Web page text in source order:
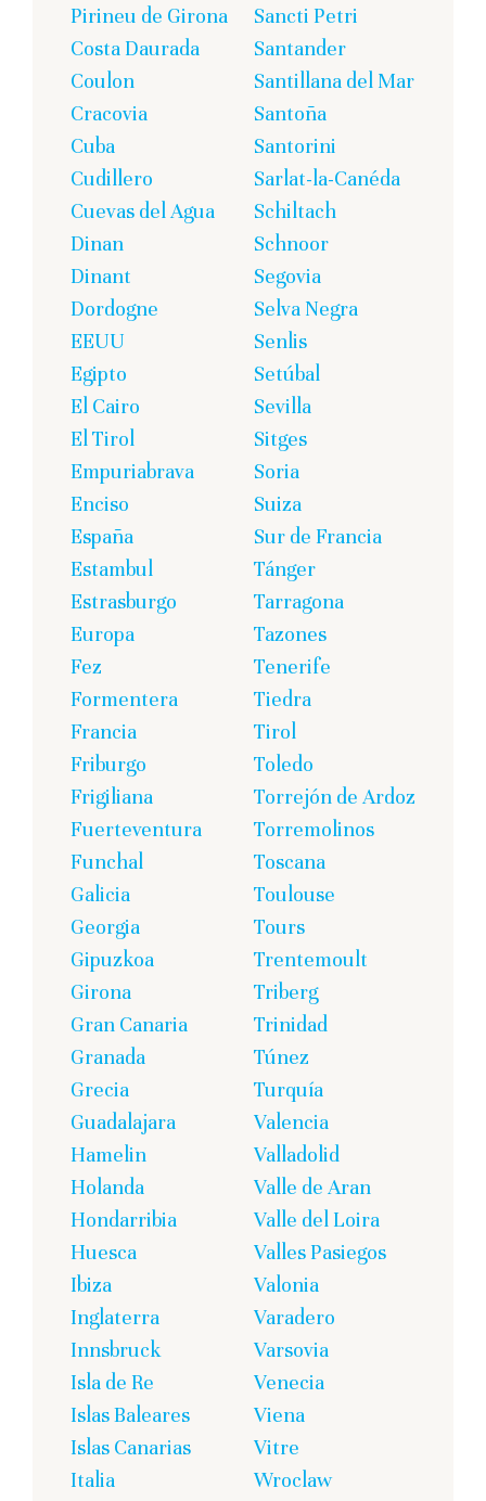
Pirineu de Girona
Costa Daurada
Coulon
Cracovia
Cuba
Cudillero
Cuevas del Agua
Dinan
Dinant
Dordogne
EEUU
Egipto
El Cairo
El Tirol
Empuriabrava
Enciso
España
Estambul
Estrasburgo
Europa
Fez
Formentera
Francia
Friburgo
Frigiliana
Fuerteventura
Funchal
Galicia
Georgia
Gipuzkoa
Girona
Gran Canaria
Granada
Grecia
Guadalajara
Hamelin
Holanda
Hondarribia
Huesca
Ibiza
Inglaterra
Innsbruck
Isla de Re
Islas Baleares
Islas Canarias
Italia
Sancti Petri
Santander
Santillana del Mar
Santoña
Santorini
Sarlat-la-Canéda
Schiltach
Schnoor
Segovia
Selva Negra
Senlis
Setúbal
Sevilla
Sitges
Soria
Suiza
Sur de Francia
Tánger
Tarragona
Tazones
Tenerife
Tiedra
Tirol
Toledo
Torrejón de Ardoz
Torremolinos
Toscana
Toulouse
Tours
Trentemoult
Triberg
Trinidad
Túnez
Turquía
Valencia
Valladolid
Valle de Aran
Valle del Loira
Valles Pasiegos
Valonia
Varadero
Varsovia
Venecia
Viena
Vitre
Wroclaw